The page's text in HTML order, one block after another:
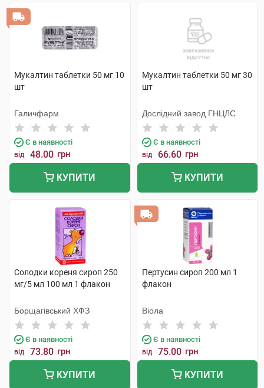
Мукалтин таблетки 50 мг 10
шт
Галичфарм
Є в наявності
від 48.00 грн
КУПИТИ
Мукалтин таблетки 50 мг 30
шт
Дослідний завод ГНЦЛС
Є в наявності
від 66.60 грн
КУПИТИ
Солодки кореня сироп 250
мг/5 мл 100 мл 1 флакон
Борщагівський ХФЗ
Є в наявності
від 73.80 грн
КУПИТИ
Пертусин сироп 200 мл 1
флакон
Віола
Є в наявності
від 75.00 грн
КУПИТИ